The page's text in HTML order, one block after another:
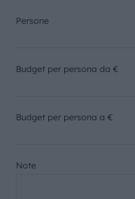
Persone
Budget per persona da €
Budget per persona a €
Note